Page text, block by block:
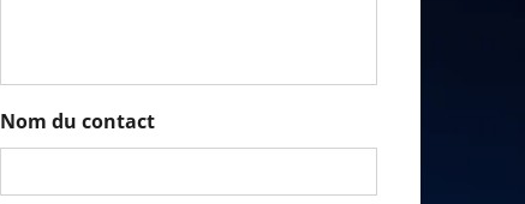
Nom du contact